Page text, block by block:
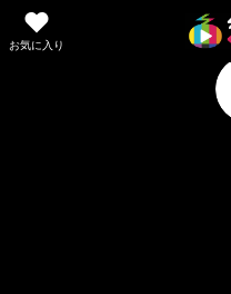
お気に入り